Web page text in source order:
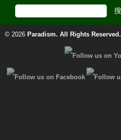
© 2026 Paradism. All Rights Reserved.